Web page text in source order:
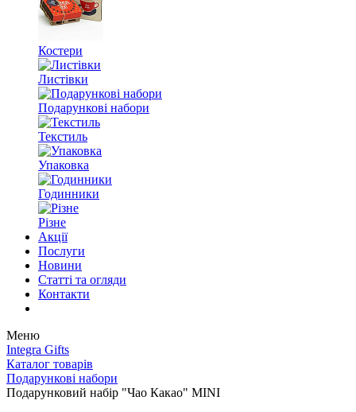
Костери
Листівки
Подарункові набори
Текстиль
Упаковка
Годинники
Різне
Акції
Послуги
Новини
Статті та огляди
Контакти
Меню
Integra Gifts
Каталог товарів
Подарункові набори
Подарунковий набір "Чао Какао" MINI